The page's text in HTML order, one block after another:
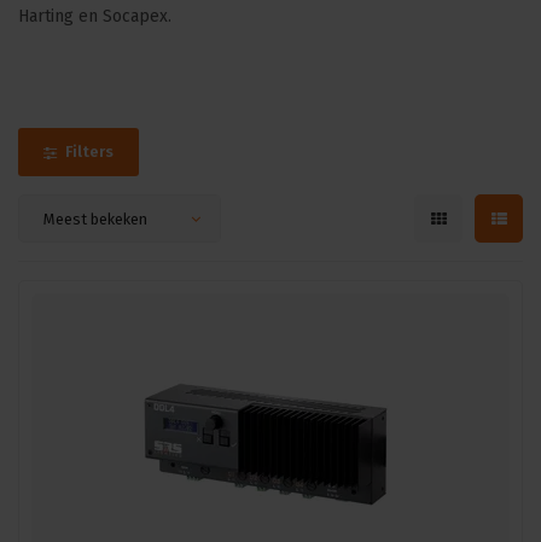
Harting en Socapex.
Filters
Meest bekeken